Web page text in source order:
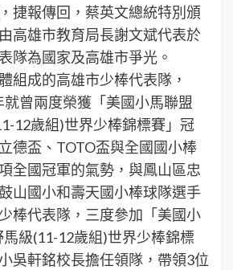
捷報傳回，蔡英文總統特別頒
高雄市教育局長謝文斌代表於
隊為國家及高雄市爭光。
組成的高雄市少棒代表隊，
曾兩度榮獲「美國小馬聯盟
12歲組)世界少棒錦標賽」冠
德盃、TOTO盃與全國國小棒
全國冠軍的氣勢，與鳳山區忠
山國小和壽天國小棒球隊選手
棒代表隊，三度參加「美國小
級(11-12歲組)世界少棒錦標
吳軒銘校長擔任領隊，帶領3位